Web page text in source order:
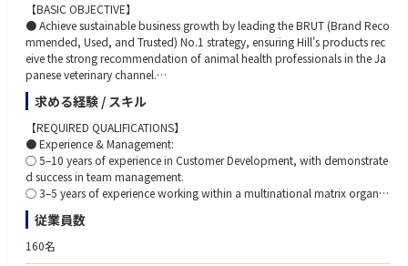
【BASIC OBJECTIVE】
● Achieve sustainable business growth by leading the BRUT (Brand Reco
mmended, Used, and Trusted) No.1 strategy, ensuring Hill's products rec
eive the strong recommendation of animal health professionals in the Ja
panese veterinary channel.
● Develop and execute comprehensive long-term and short-term sales a
nd profit growth strategies for the veterinary channel, in collaboration wi
th the Veterinary Professional Affairs team.
● Lead a team of approximately 40-50 territory managers across 5-6 dis
tricts in Japan, and the retail strategy team, to consistently drive short an
d long-term sales volume, market share, and operating profit in alignme
nt with company goals and key equities.
【ESSENTIAL JOB FUNCTIONS:】
● Develop and implement strategic sales plans and programs that drive
volume, market share, and profit performance for veterinary clinics, secu
求める経験 / スキル
【REQUIRED QUALIFICATIONS】
● Experience & Management:
○ 5–10 years of experience in Customer Development, with demonstrate
d success in team management.
○ 3–5 years of experience working within a multinational matrix organiz
ation.
○ Consistent track record of achieving brand, financial, sales, and busin
ess goals.
従業員数
160名